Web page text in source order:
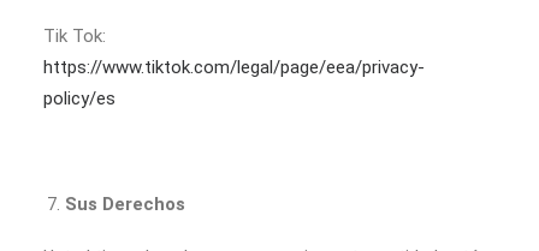
Tik Tok:
https://www.tiktok.com/legal/page/eea/privacy-
policy/es
Sus Derechos